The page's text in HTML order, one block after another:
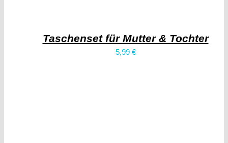
Taschenset für Mutter & Tochter
5,99 €